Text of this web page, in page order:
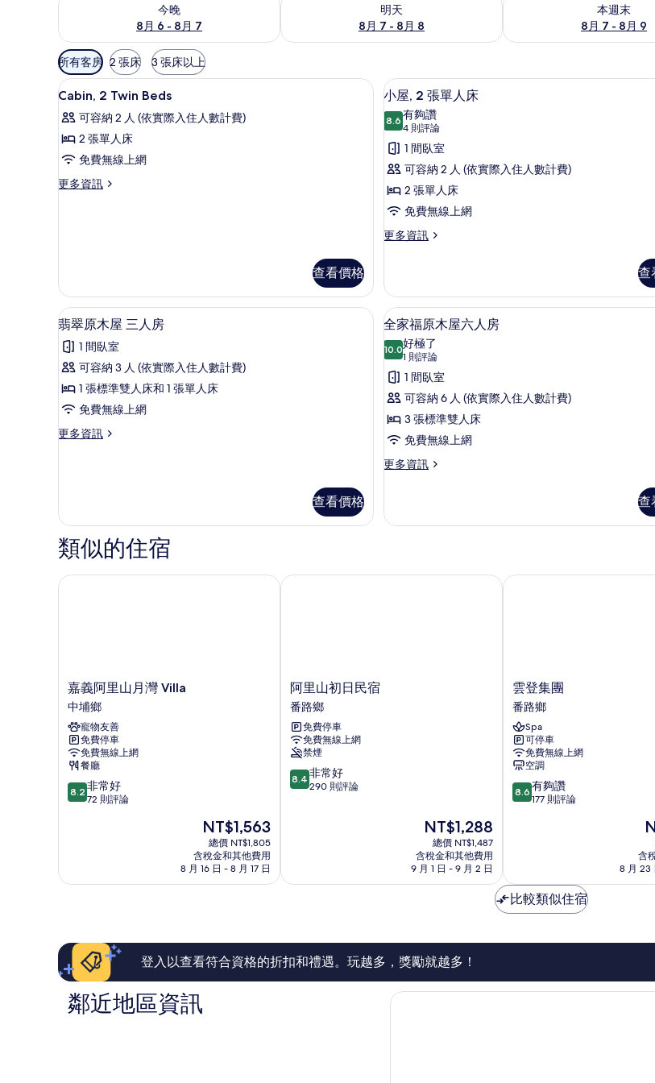
今晚
8月 6 - 8月 7
明天
8月 7 - 8月 8
本週末
8月 7 - 8月 9
可
用
的
客
房
篩
選
條
所有客房 2 張床 3 張床以上
顯
示
Cabin,
2
Twin
Beds
片
5
Cabin, 2 Twin Beds
可容納 2 人 (依實際入住人數計費)
2 張單人床
免費無線上網
更多資訊
更
詳
情
查看價格
顯
示
小
屋,
2
張
單
人
所
有
相
片
小屋, 2 張單人床 | 遮光
5
小屋, 2 張單人床
8.68.6 分，滿分 10 分
有夠讚
4 則評論
(4
則
評
論)
1 間臥室
可容納 2 人 (依實際入住人數計費)
2 張單人床
免費無線上網
更多資訊
更
2
張
單
床
詳
情
查
顯
示
翡
翠
原
屋
的
所
相
1
翡翠原木屋 三人房
1 間臥室
可容納 3 人 (依實際入住人數計費)
1 張標準雙人床和 1 張單人床
免費無線上網
更多資訊
更
屋
三
人
房
的
查看價格
顯
示
全
家
福
原
木
屋
房
淋浴設備、免費盥洗用
1
全家福原木屋六人房
10.010.0 分，滿分 10 分
好極了
1 則評論
(1
則
評
論)
1 間臥室
可容納 6 人 (依實際入住人數計費)
3 張標準雙人床
免費無線上網
更多資訊
更
福
六
查
類似的住宿
嘉
義
阿
里
山
月
灣
Villa
中
嘉義阿里山月灣 Villa
中埔鄉
寵物友善
免費停車
免費無線上網
餐廳
8.2
分，
常
評
8.2 非常好
72 則評論
現
在
價
格
為
NT$1,563
總價 NT$1,805
含稅金和其他費用
8 月 16 日 - 8 月 17 日
嘉義阿里山月灣 Villa
阿
里
山
初
日
民
宿
番
阿里山初日民宿
番路鄉
免費停車
免費無線上網
禁煙
8.4
分，
好，
論
8.4 非常好
290 則評論
現
在
價
格
為
NT$1,288
總價 NT$1,487
含稅金和其他費用
9 月 1 日 - 9 月 2 日
阿里山初日民宿
雲
登
集
團
番
路
鄉
雲登集團
番路鄉
Spa
可停車
免費無線上網
空調
8.6
分，
夠
讚，
177
評
8.6 有夠讚
177 則評論
現
價
格
為
含
8 月 23
雲登集團
比較類似住宿
登入以查看符合資格的折扣和禮遇。玩越多，獎勵就越多！
鄰近地區資訊